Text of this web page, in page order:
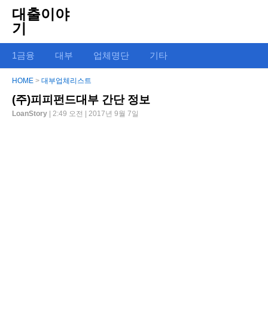
대출이야
기
1금융 대부 업체명단 기타
HOME > 대부업체리스트
(주)피피펀드대부 간단 정보
LoanStory | 2:49 오전 | 2017년 9월 7일